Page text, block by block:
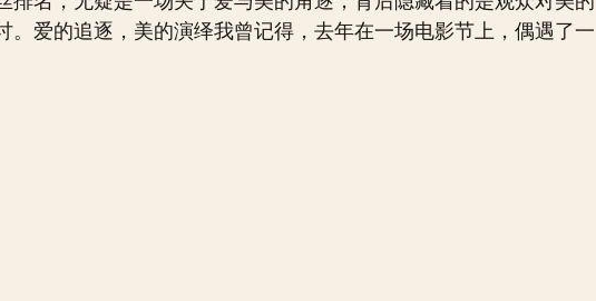
。爱的追逐，美的演绎我曾记得，去年在一场电影节上，偶遇了一